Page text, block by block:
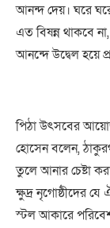
আনন্দদেয়। ঘরে
এতবিষন্নথাকবেনা,
আনন্দেউদ্বেলহয়ে
পিঠাউৎসবের
হোসেনবলেন,
তুলেআনারচেষ্টা
ক্ষুদ্রনৃগোষ্ঠীদেরযে
স্টলআকারে